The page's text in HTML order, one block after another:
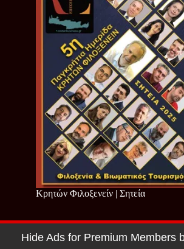
Κρητών Φιλοξενείν | Σητεία
Copyright © 2026 - Cretan Business | Κρητών
Hide Ads for Premium Members